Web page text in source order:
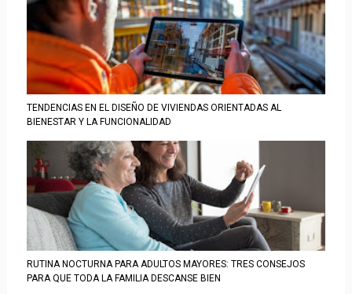
TENDENCIAS EN EL DISEÑO DE VIVIENDAS ORIENTADAS AL
BIENESTAR Y LA FUNCIONALIDAD
RUTINA NOCTURNA PARA ADULTOS MAYORES: TRES CONSEJOS
PARA QUE TODA LA FAMILIA DESCANSE BIEN